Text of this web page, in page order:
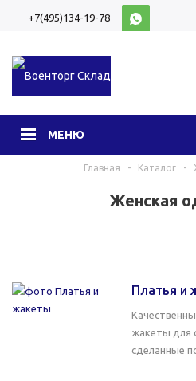
+7(495)134-19-78
МЕНЮ
Главная - Каталог -
Женская
Платья и
жакеты для
сделанные